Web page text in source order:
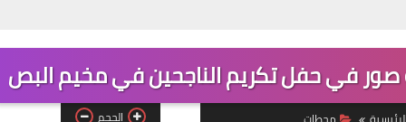
في حفل تكريم الناجحين في مخيم البص
الحجم
Www.albuss.net
23 أغسطس 2022